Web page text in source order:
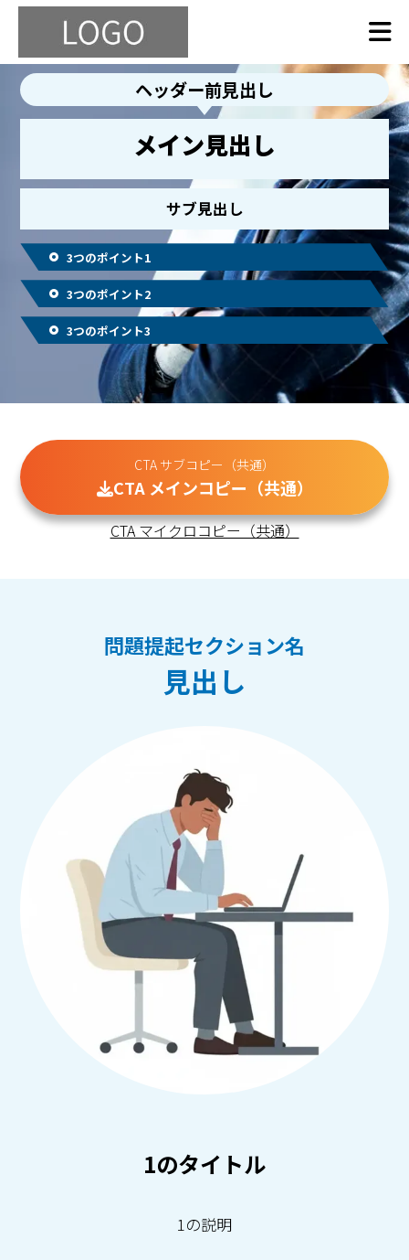
ヘッダー前見出し
メイン見出し
サブ見出し
3つのポイント1
3つのポイント2
3つのポイント3
CTA サブコピー（共通）
CTA メインコピー（共通）
CTA マイクロコピー（共通）
問題提起セクション名
見出し
1のタイトル
1の説明